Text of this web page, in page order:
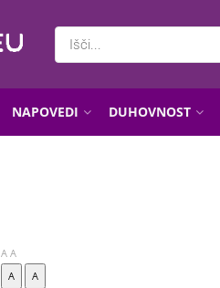
NAPOVEDI DUHOVNOST
A A
A
A